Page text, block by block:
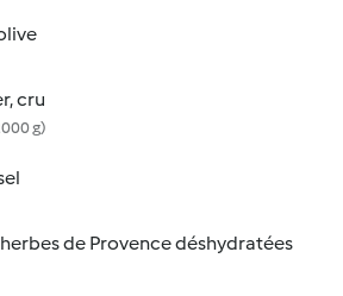
cru
g)
de Provence déshydratées